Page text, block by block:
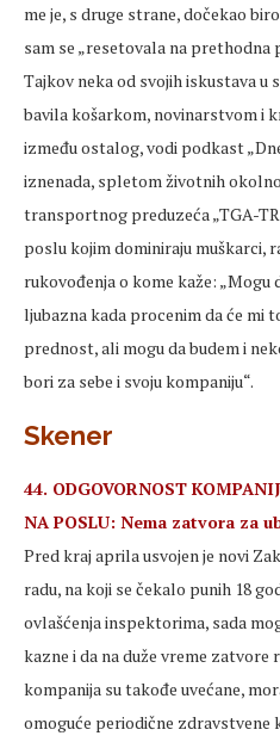
me je, s druge strane, dočekao
sam se „resetovala na prethodna
Tajkov neka od svojih iskustava u
bavila košarkom, novinarstvom i
između ostalog, vodi podkast
iznenada, spletom životnih
transportnog preduzeća „TGA-
poslu kojim dominiraju muškarci,
rukovođenja o kome kaže: „Mogu
ljubazna kada procenim da će mi
prednost, ali mogu da budem i
bori za sebe i svoju kompaniju“.
Skener
44. ODGOVORNOST
NA POSLU: Nema zatvora za
Pred kraj aprila usvojen je novi
radu, na koji se čekalo punih 18
ovlašćenja inspektorima, sada
kazne i da na duže vreme zatvore
kompanija su takođe uvećane,
omoguće periodične zdravstvene